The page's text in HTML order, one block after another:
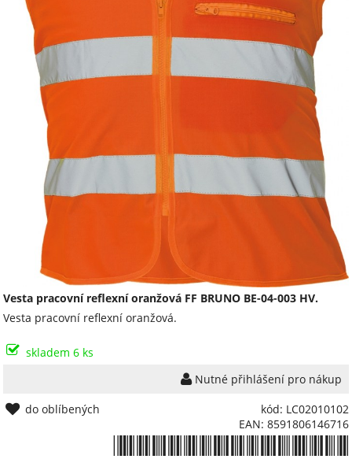
Vesta pracovní reflexní oranžová FF BRUNO BE-04-003 HV.
Vesta pracovní reflexní oranžová.
skladem 6 ks
Nutné přihlášení pro nákup
kód: LC02010102
EAN: 8591806146716
do oblíbených